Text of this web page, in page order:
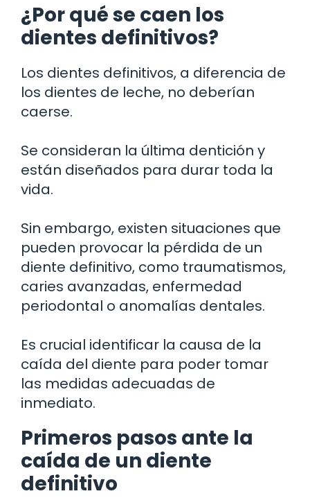
¿Por qué se caen los
dientes definitivos?
Los dientes definitivos, a diferencia de
los dientes de leche, no deberían
caerse.
Se consideran la última dentición y
están diseñados para durar toda la
vida.
Sin embargo, existen situaciones que
pueden provocar la pérdida de un
diente definitivo, como traumatismos,
caries avanzadas, enfermedad
periodontal o anomalías dentales.
Es crucial identificar la causa de la
caída del diente para poder tomar
las medidas adecuadas de
inmediato.
Primeros pasos ante la
caída de un diente
definitivo